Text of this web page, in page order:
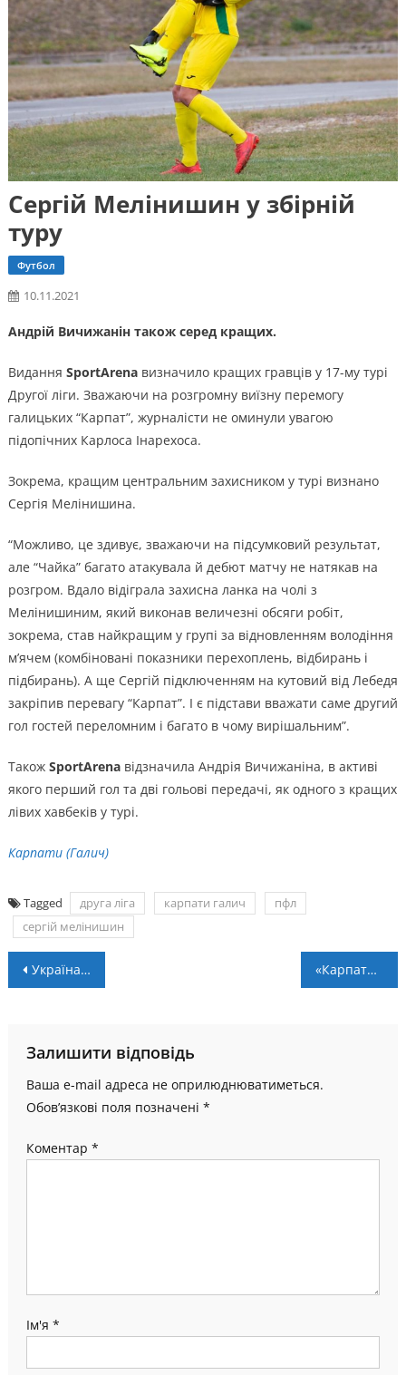
Сергій Мелінишин у збірній
туру
Футбол
10.11.2021
Андрій Вичижанін також серед кращих.
Видання SportArenaвизначило кращих гравців у 17-му турі
Другої ліги. Зважаючи на розгромну виїзну перемогу
галицьких “Карпат”, журналісти не оминули увагою
підопічних Карлоса Інарехоса.
Зокрема, кращим центральним захисником у турі визнано
Сергія Мелінишина.
“Можливо, це здивує, зважаючи на підсумковий результат,
але “Чайка” багато атакувала й дебют матчу не натякав на
розгром. Вдало відіграла захисна ланка на чолі з
Мелінишиним, який виконав величезні обсяги робіт,
зокрема, став найкращим у групі за відновленням володіння
м’ячем (комбіновані показники перехоплень, відбирань і
підбирань). А ще Сергій підключенням на кутовий від Лебедя
закріпив перевагу “Карпат”. І є підстави вважати саме другий
гол гостей переломним і багато в чому вирішальним”.
Також SportArenaвідзначила Андрія Вичижаніна, в активі
якого перший гол та дві гольові передачі, як одного з кращих
лівих хавбеків у турі.
Карпати (Галич)
Tagged друга ліга карпати галич
пфл
сергій мелінишин
Навігація
Україна не підтримує ініціативу ФІФА щодо проведення чемпіонату світу раз в 2 роки «Карпати» без воротаря, «Мункач» без капітана
Залишити відповідь
Ваша e-mail адреса не оприлюднюватиметься.
Обов’язкові поля позначені *
Коментар *
Ім'я *